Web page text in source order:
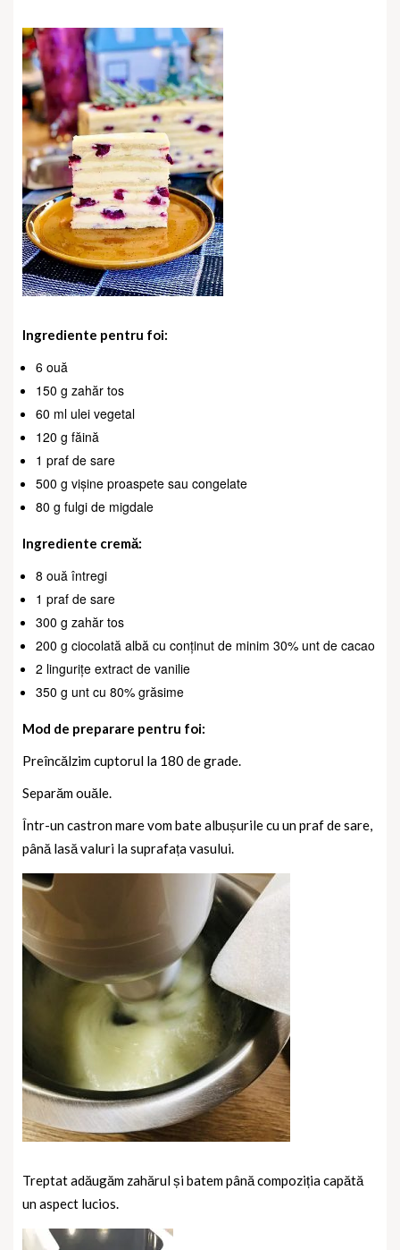
Ingrediente pentru foi:
6 ouă
150 g zahăr tos
60 ml ulei vegetal
120 g făină
1 praf de sare
500 g vișine proaspete sau congelate
80 g fulgi de migdale
Ingrediente cremă:
8 ouă întregi
1 praf de sare
300 g zahăr tos
200 g ciocolată albă cu conținut de minim 30% unt de cacao
2 lingurițe extract de vanilie
350 g unt cu 80% grăsime
Mod de preparare pentru foi:
Preîncălzim cuptorul la 180 de grade.
Separăm ouăle.
Într-un castron mare vom bate albușurile cu un praf de sare,
până lasă valuri la suprafața vasului.
Treptat adăugăm zahărul și batem până compoziția capătă
un aspect lucios.